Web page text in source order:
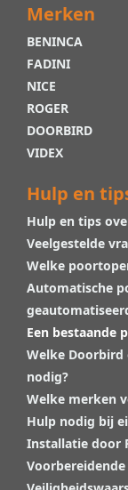
Merken
BENINCA
FADINI
NICE
ROGER
DOORBIRD
VIDEX
Hulp en
Hulp en tips
Veelgestelde
Welke
Automatische
Een bestaande
Welke
nodig?
Welke merken
Hulp nodig bij
Installatie door